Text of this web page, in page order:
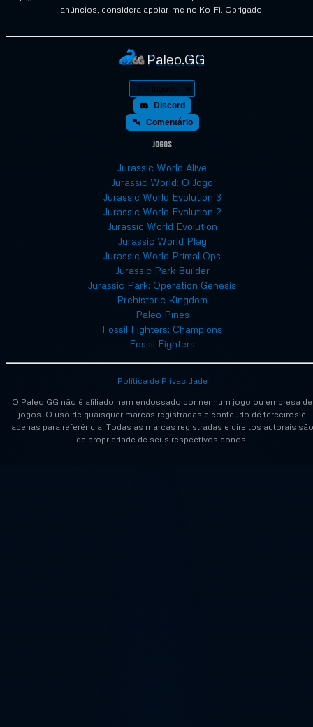
anúncios, considera apoiar-me no Ko-Fi. Obrigado!
Paleo.GG
Discord
Comentário
Jogos
Jurassic World Alive
Jurassic World: O Jogo
Jurassic World Evolution 3
Jurassic World Evolution 2
Jurassic World Evolution
Jurassic World Play
Jurassic World Primal Ops
Jurassic Park Builder
Jurassic Park: Operation Genesis
Prehistoric Kingdom
Paleo Pines
Fossil Fighters: Champions
Fossil Fighters
O Paleo.GG não é afiliado nem endossado por nenhum jogo ou empresa de
jogos. O uso de quaisquer marcas registradas e conteúdo de terceiros é
apenas para referência. Todas as marcas registradas e direitos autorais são
de propriedade de seus respectivos donos.
Política de Privacidade